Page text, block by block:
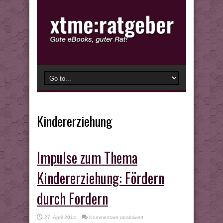
Kindererziehung
Impulse zum Thema
Kindererziehung: Fördern
durch Fordern
27. April 2014 Kommentare deaktiviertfür